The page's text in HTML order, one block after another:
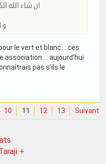
ان شاء الله
و
le vert et blanc … ces
association … aujourd’hui
pas s’ils le
10 11 12 13 Suivant
+